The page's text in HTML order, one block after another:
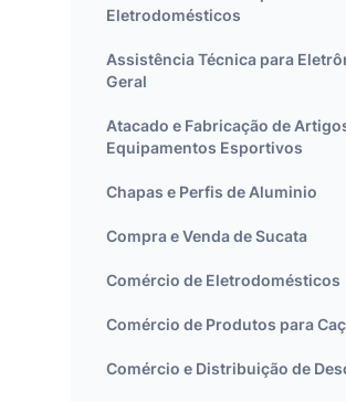
Eletrodomésticos
Assistência Técnica para
Geral
Atacado e Fabricação de
Equipamentos Esportivos
Chapas e Perfis de Aluminio
Compra e Venda de Sucata
Comércio de Eletrodomésticos
Comércio de Produtos para
Comércio e Distribuição de